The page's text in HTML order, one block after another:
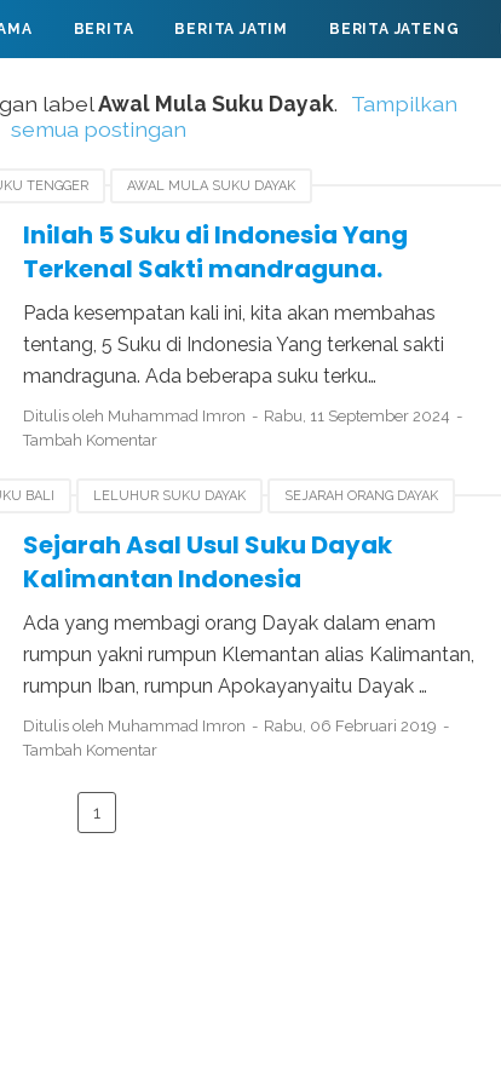
BERITA BERITA JATIM BERITA JATENG
labelAwal Mula Suku Dayak.
Tampilkan
semua postingan
TENGGER AWAL MULA SUKU DAYAK
Inilah 5 Suku di Indonesia Yang
Terkenal Sakti mandraguna.
Pada kesempatan kali ini, kita akan membahas
tentang, 5 Suku di Indonesia Yang terkenal sakti
mandraguna. Ada beberapa suku terku…
Ditulis oleh Muhammad Imron
Rabu, 11 September 2024
Tambah Komentar
BALI LELUHUR SUKU DAYAK SEJARAH ORANG DAYAK
SASAKSejarah Asal Usul Suku Dayak
Kalimantan Indonesia
Ada yang membagi orang Dayak dalam enam
rumpun yakni rumpun Klemantan alias Kalimantan,
rumpun Iban, rumpun Apokayanyaitu Dayak …
Ditulis oleh Muhammad Imron
Rabu, 06 Februari 2019
Tambah Komentar
1